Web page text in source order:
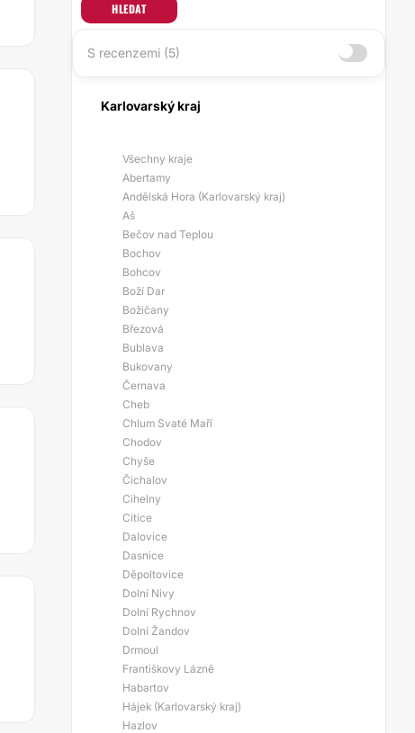
HLEDAT
S recenzemi (5)
Karlovarský kraj
Všechny kraje
Abertamy
Andělská Hora (Karlovarský kraj)
Aš
Bečov nad Teplou
Bochov
Bohcov
Boží Dar
Božičany
Březová
Bublava
Bukovany
Černava
Cheb
Chlum Svaté Maří
Chodov
Chyše
Čichalov
Cihelny
Citice
Dalovice
Dasnice
Děpoltovice
Dolní Nivy
Dolní Rychnov
Dolní Žandov
Drmoul
Františkovy Lázně
Habartov
Hájek (Karlovarský kraj)
Hazlov